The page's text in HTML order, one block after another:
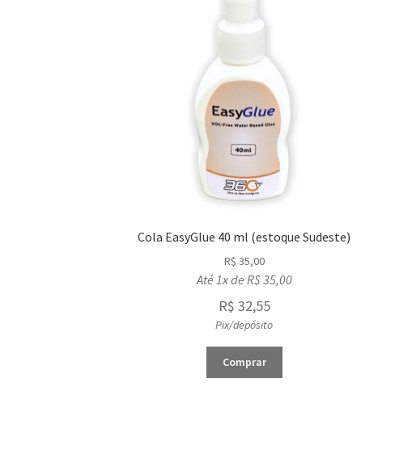
Cola EasyGlue 40 ml (estoque Sudeste)
R$ 35,00
Até 1x de R$35,00
R$ 32,55
Pix/depósito
Comprar